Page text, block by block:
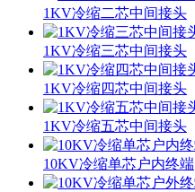
1KV冷缩二芯中间接头
1KV冷缩三芯中间接头
1KV冷缩四芯中间接头
1KV冷缩五芯中间接头
10KV冷缩单芯户内终端